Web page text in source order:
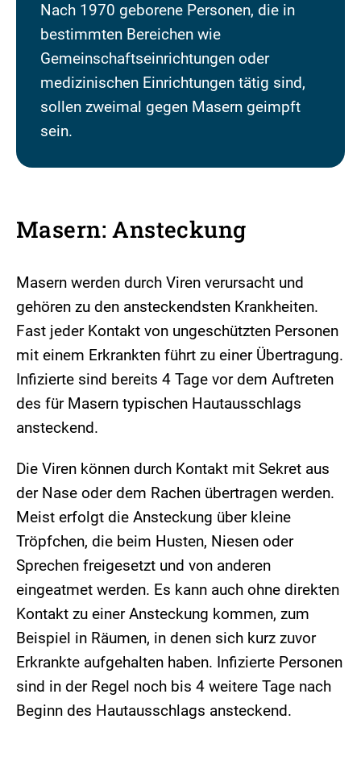
Nach 1970 geborene Personen, die in
bestimmten Bereichen wie
Gemeinschaftseinrichtungen oder
medizinischen Einrichtungen tätig sind,
sollen zweimal gegen Masern geimpft
sein.
Masern: Ansteckung
Masern werden durch Viren verursacht und
gehören zu den ansteckendsten Krankheiten.
Fast jeder Kontakt von ungeschützten Personen
mit einem Erkrankten führt zu einer Übertragung.
Infizierte sind bereits 4 Tage vor dem Auftreten
des für Masern typischen Hautausschlags
ansteckend.
Die Viren können durch Kontakt mit Sekret aus
der Nase oder dem Rachen übertragen werden.
Meist erfolgt die Ansteckung über kleine
Tröpfchen, die beim Husten, Niesen oder
Sprechen freigesetzt und von anderen
eingeatmet werden. Es kann auch ohne direkten
Kontakt zu einer Ansteckung kommen, zum
Beispiel in Räumen, in denen sich kurz zuvor
Erkrankte aufgehalten haben. Infizierte Personen
sind in der Regel noch bis 4 weitere Tage nach
Beginn des Hautausschlags ansteckend.